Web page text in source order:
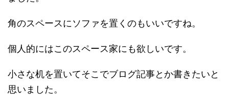
角のスペースにソファを置くのもいいですね。
個人的にはこのスペース家にも欲しいです。
小さな机を置いてそこでブログ記事とか書きたいと
思いました。